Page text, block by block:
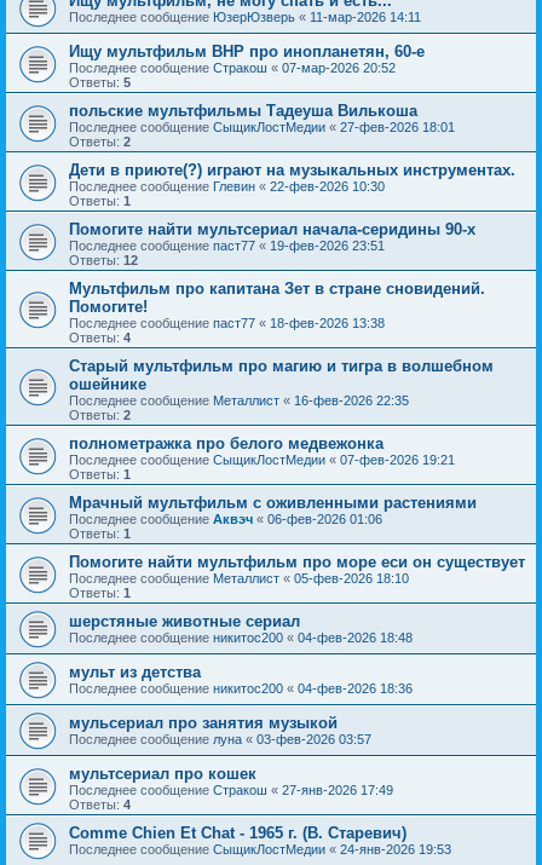
Последнее сообщение ЮзерЮзверь « 11-мар-2026 14:11
Ищу мультфильм ВНР про инопланетян, 60-е
Последнее сообщение Стракош « 07-мар-2026 20:52
Ответы: 5
польские мультфильмы Тадеуша Вилькоша
Последнее сообщение СыщикЛостМедии « 27-фев-2026 18:01
Ответы: 2
Дети в приюте(?) играют на музыкальных инструментах.
Последнее сообщение Глевин « 22-фев-2026 10:30
Ответы: 1
Помогите найти мультсериал начала-серидины 90-х
Последнее сообщение паст77 « 19-фев-2026 23:51
Ответы: 12
Мультфильм про капитана Зет в стране сновидений.
Помогите!
Последнее сообщение паст77 « 18-фев-2026 13:38
Ответы: 4
Старый мультфильм про магию и тигра в волшебном
ошейнике
Последнее сообщение Металлист « 16-фев-2026 22:35
Ответы: 2
полнометражка про белого медвежонка
Последнее сообщение СыщикЛостМедии « 07-фев-2026 19:21
Ответы: 1
Мрачный мультфильм с оживленными растениями
Последнее сообщение Аквэч « 06-фев-2026 01:06
Ответы: 1
Помогите найти мультфильм про море еси он существует
Последнее сообщение Металлист « 05-фев-2026 18:10
Ответы: 1
шерстяные животные сериал
Последнее сообщение никитос200 « 04-фев-2026 18:48
мульт из детства
Последнее сообщение никитос200 « 04-фев-2026 18:36
мульсериал про занятия музыкой
Последнее сообщение луна « 03-фев-2026 03:57
мультсериал про кошек
Последнее сообщение Стракош « 27-янв-2026 17:49
Ответы: 4
Comme Chien Et Chat - 1965 г. (В. Старевич)
Последнее сообщение СыщикЛостМедии « 24-янв-2026 19:53